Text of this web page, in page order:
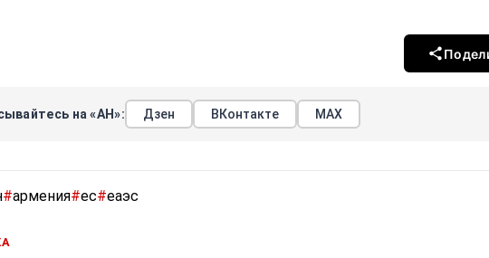
на «АН»: Дзен ВКонтакте МАХ
#армения#ес#еаэс